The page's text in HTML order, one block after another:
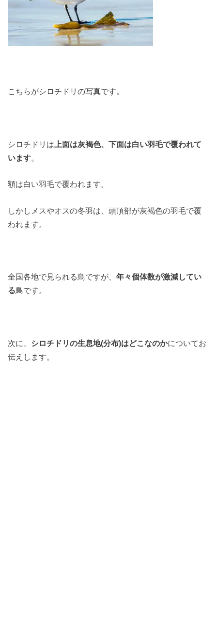
こちらがシロチドリの写真です。
シロチドリは 上面は灰褐色、下面は白い羽毛で覆われて
います。
額は白い羽毛で覆われます。
しかしメスやオスの冬羽は、頭頂部が灰褐色の羽毛で覆
われます。
全国各地で見られる鳥ですが、年々個体数が激減してい
る鳥です。
次に、 シロチドリの生息地(分布)はどこなのかについてお
伝えします。